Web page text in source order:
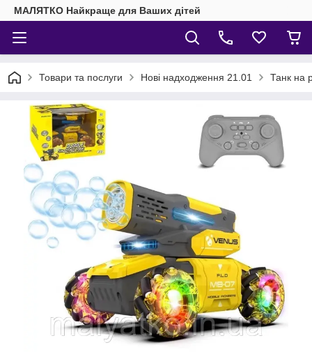
МАЛЯТКО Найкраще для Ваших дітей
Товари та послуги Нові надходження 21.01 Танк на